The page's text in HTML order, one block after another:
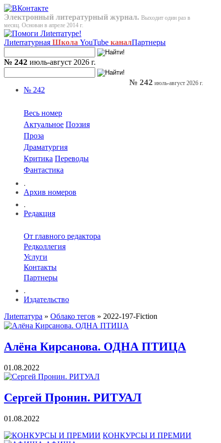
Электронный литературный журнал. Выходит один раз в
месяц. Основан в апреле 2014 г.
Лиterraтурная Школа YouTube каналПартнеры
№ 242 июль-август 2026 г.
№ 242
Весь номер
Актуальное Поэзия
Проза
Драматургия
Критика Переводы
Фантастика
.
Архив номеров
.
Редакция
От главного редактора
Редколлегия
Услуги
Контакты
Партнеры
.
Издательство
№ 242 июль-август 2026 г.
Лиterraтура » Облако тегов » 2022-197-Fiction
Алёна Кирсанова. ОДНА ПТИЦА
01.08.2022
Сергей Пронин. РИТУАЛ
01.08.2022
КОНКУРСЫ И ПРЕМИИ